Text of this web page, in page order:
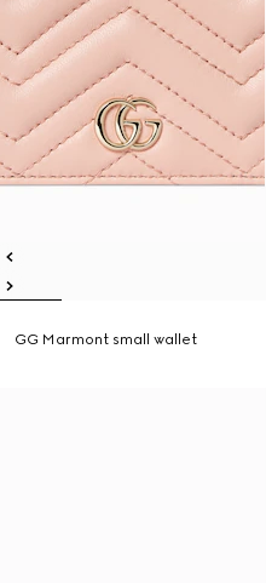
GG Marmont small wallet